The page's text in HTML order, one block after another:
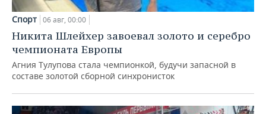
Спорт 06 авг, 00:00
Никита Шлейхер завоевал золото и серебро
чемпионата Европы
Агния Тулупова стала чемпионкой, будучи запасной в
составе золотой сборной синхронисток